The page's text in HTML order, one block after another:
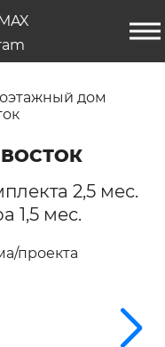
дом
2,5 мес.
1,5 мес.